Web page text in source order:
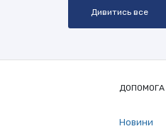
Дивитись все
ДОПОМОГА
Новини